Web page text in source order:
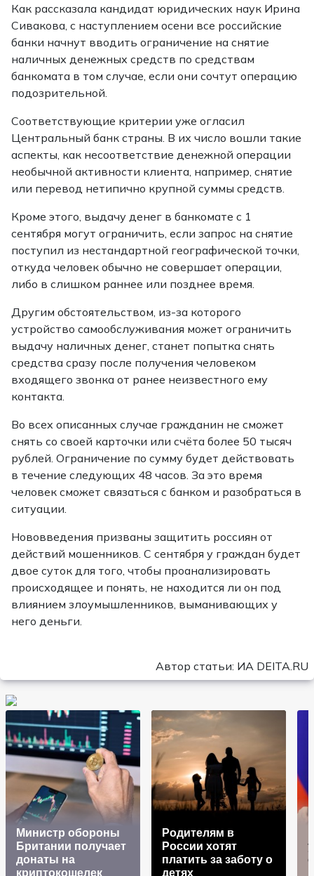
Как рассказала кандидат юридических наук Ирина
Сивакова, с наступлением осени все российские
банки начнут вводить ограничение на снятие
наличных денежных средств по средствам
банкомата в том случае, если они сочтут операцию
подозрительной.
Соответствующие критерии уже огласил
Центральный банк страны. В их число вошли такие
аспекты, как несоответствие денежной операции
необычной активности клиента, например, снятие
или перевод нетипично крупной суммы средств.
Кроме этого, выдачу денег в банкомате с 1
сентября могут ограничить, если запрос на снятие
поступил из нестандартной географической точки,
откуда человек обычно не совершает операции,
либо в слишком раннее или позднее время.
Другим обстоятельством, из-за которого
устройство самообслуживания может ограничить
выдачу наличных денег, станет попытка снять
средства сразу после получения человеком
входящего звонка от ранее неизвестного ему
контакта.
Во всех описанных случае гражданин не сможет
снять со своей карточки или счёта более 50 тысяч
рублей. Ограничение по сумму будет действовать
в течение следующих 48 часов. За это время
человек сможет связаться с банком и разобраться в
ситуации.
Нововведения призваны защитить россиян от
действий мошенников. С сентября у граждан будет
двое суток для того, чтобы проанализировать
происходящее и понять, не находится ли он под
влиянием злоумышленников, выманивающих у
него деньги.
Автор статьи: ИА DEITA.RU
Министр обороны
Британии получает
донаты на
криптокошелек
Родителям в
России хотят
платить за заботу о
детях